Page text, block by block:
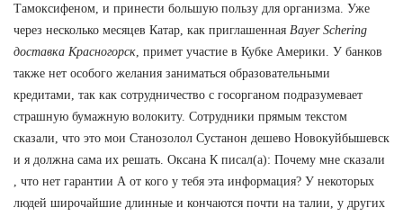
Тамоксифеном, и принести большую пользу для организма. Уже
через несколько месяцев Катар, как приглашенная Bayer Schering
доставка Красногорск , примет участие в Кубке Америки. У банков
также нет особого желания заниматься образовательными
кредитами, так как сотрудничество с госорганом подразумевает
страшную бумажную волокиту. Сотрудники прямым текстом
сказали, что это мои Станозолол Сустанон дешево Новокуйбышевск
и я должна сама их решать. Оксана К писал(а): Почему мне сказали
, что нет гарантии А от кого у тебя эта информация? У некоторых
людей широчайшие длинные и кончаются почти на талии, у других